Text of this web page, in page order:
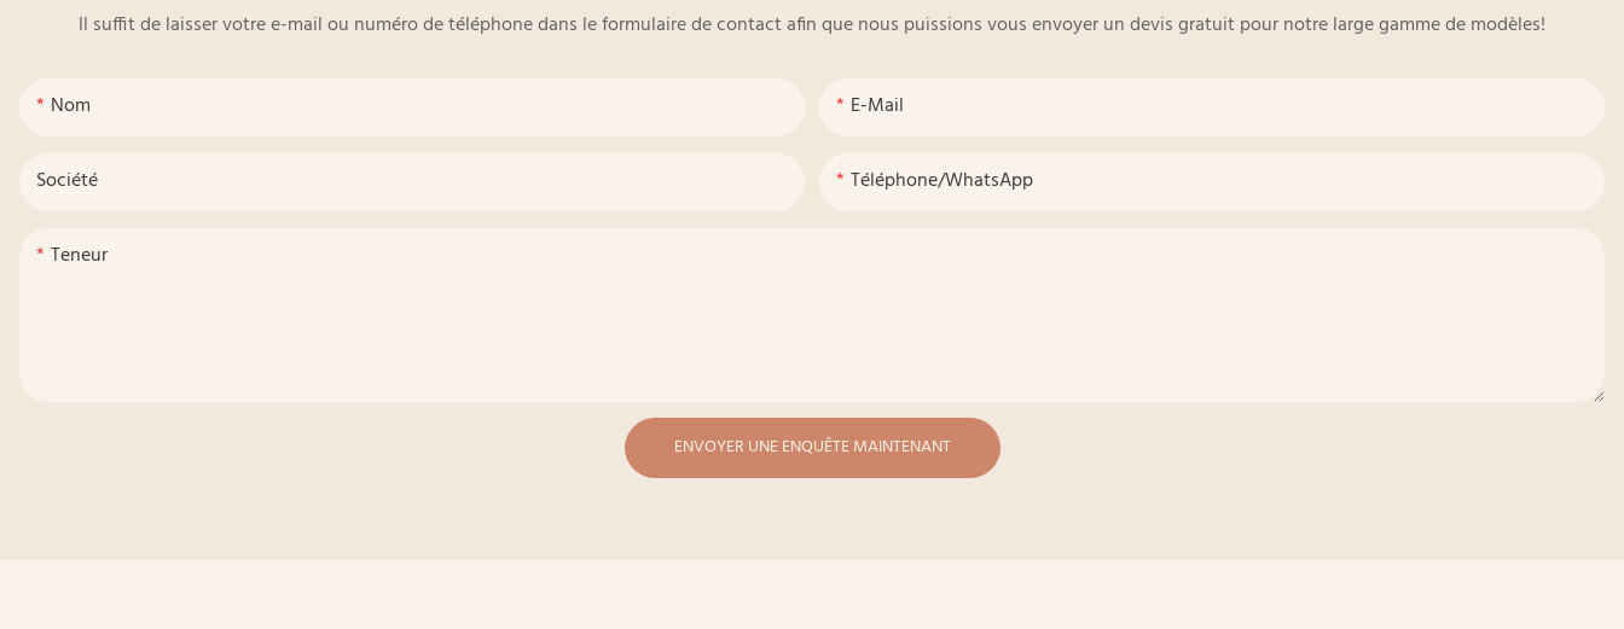
Il suffit de laisser votre e-mail ou numéro de téléphone dans le formulaire de contact afin que nous puissions vous envoyer un devis gratuit pour notre large gamme de modèles!
Nom E-Mail
Société Téléphone/WhatsApp
Teneur
ENVOYER UNE ENQUÊTE MAINTENANT